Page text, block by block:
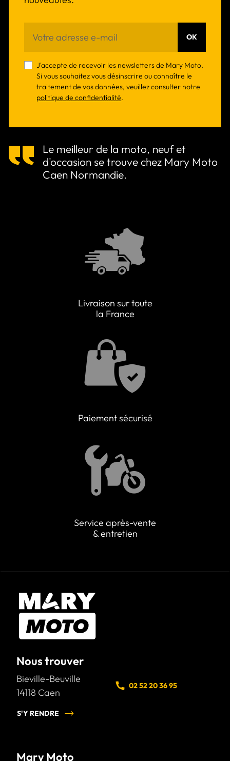
OK
J'accepte de recevoir les newsletters de Mary Moto.
Si vous souhaitez vous désinscrire ou connaître le
traitement de vos données, veuillez consulter notre
politique de confidentialité.
Le meilleur de la moto, neuf et
d'occasion se trouve chez Mary Moto
Caen Normandie.
Livraison sur toute
la France
Paiement sécurisé
Service après-vente
& entretien
Nous trouver
Bieville-Beuville
14118 Caen
S'Y RENDRE
02 52 20 36 95
Mary Moto